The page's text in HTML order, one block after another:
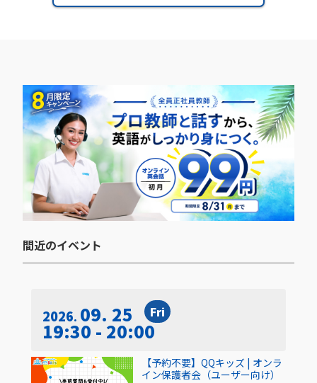
間近のイベント​
2026 09. 25 Fri
19:30 - 20:00
【予約不要】QQキッズ | オンラ
イン保護者会（ユーザー向け）